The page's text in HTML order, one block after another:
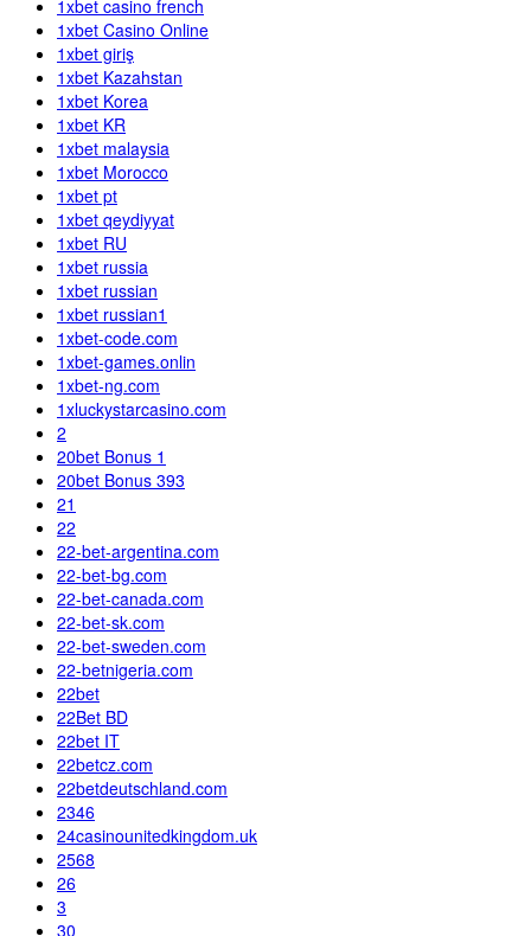
1xbet casino french
1xbet Casino Online
1xbet giriş
1xbet Kazahstan
1xbet Korea
1xbet KR
1xbet malaysia
1xbet Morocco
1xbet pt
1xbet qeydiyyat
1xbet RU
1xbet russia
1xbet russian
1xbet russian1
1xbet-code.com
1xbet-games.onlin
1xbet-ng.com
1xluckystarcasino.com
2
20bet Bonus 1
20bet Bonus 393
21
22
22-bet-argentina.com
22-bet-bg.com
22-bet-canada.com
22-bet-sk.com
22-bet-sweden.com
22-betnigeria.com
22bet
22Bet BD
22bet IT
22betcz.com
22betdeutschland.com
2346
24casinounitedkingdom.uk
2568
26
3
30